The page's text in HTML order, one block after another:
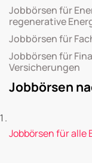
Jobbörsen für
regenerative
Jobbörsen für
Jobbörsen für
Versicherungen
Jobbörsen
Jobbörsen für alle